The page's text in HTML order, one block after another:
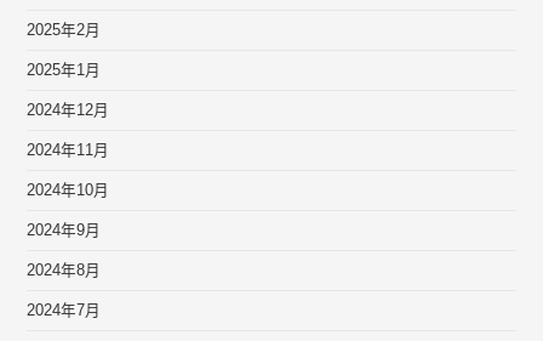
2025年2月
2025年1月
2024年12月
2024年11月
2024年10月
2024年9月
2024年8月
2024年7月